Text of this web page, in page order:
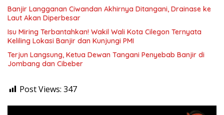
Banjir Langganan Ciwandan Akhirnya Ditangani, Drainase ke
Laut Akan Diperbesar
Isu Miring Terbantahkan! Wakil Wali Kota Cilegon Ternyata
Keliling Lokasi Banjir dan Kunjungi PMI
Terjun Langsung, Ketua Dewan Tangani Penyebab Banjir di
Jombang dan Cibeber
Post Views: 347